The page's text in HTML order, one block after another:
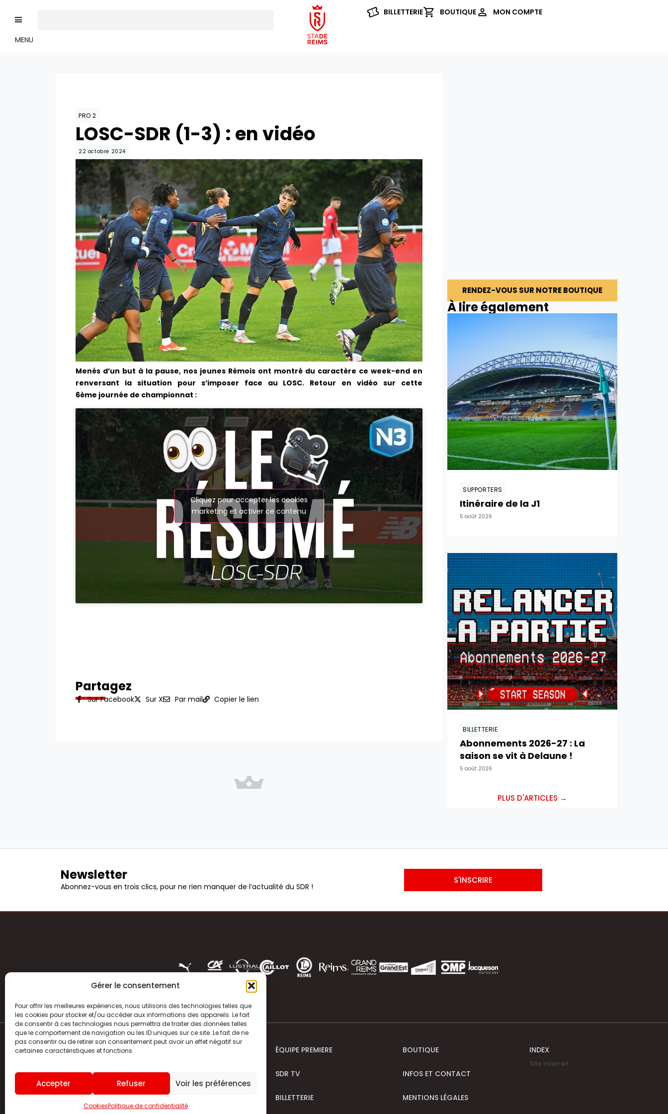
Gérer le consentement
Pour offrir les meilleures expériences, nous utilisons des technologies telles que
les cookies pour stocker et/ou accéder aux informations des appareils. Le fait
de consentir à ces technologies nous permettra de traiter des données telles
que le comportement de navigation ou les ID uniques sur ce site. Le fait de ne
pas consentir ou de retirer son consentement peut avoir un effet négatif sur
certaines caractéristiques et fonctions.
Accepter Refuser Voir les préférences
CookiesPolitique de confidentialité
MENU
BILLETTERIE BOUTIQUE MON COMPTE
PRO 2
LOSC-SDR (1-3) : en vidéo
22 octobre 2024
Menés d’un but à la pause, nos jeunes Rémois ont montré du caractère ce week-end en
renversant la situation pour s’imposer face au LOSC. Retour en vidéo sur cette
6ème journée de championnat :
Cliquez pour accepter les cookies
marketing et activer ce contenu
Partagez
Sur Facebook Sur X Par mail Copier le lien
RENDEZ-VOUS SUR NOTRE BOUTIQUE
À lire également
SUPPORTERS
Itinéraire de la J1
5 août 2026
BILLETTERIE
Abonnements 2026-27 : La
saison se vit à Delaune !
5 août 2026
PLUS D'ARTICLES →
Newsletter
Abonnez-vous en trois clics, pour ne rien manquer de l’actualité du SDR !
S'INSCRIRE
HISTOIRE
CLUB
ÉQUIPE PREMIERE
SDR TV
BILLETTERIE
BOUTIQUE
INFOS ET CONTACT
MENTIONS LÉGALES
INDEX
Site internet